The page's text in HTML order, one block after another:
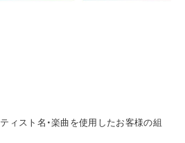
ィスト名・楽曲を使用したお客様の組